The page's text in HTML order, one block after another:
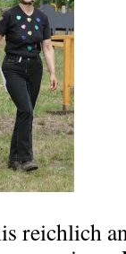
reichlich